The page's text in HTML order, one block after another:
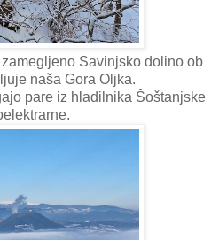
Savinjsko dolino ob
naša Gora Oljka.
pare iz hladilnika Šoštanjske